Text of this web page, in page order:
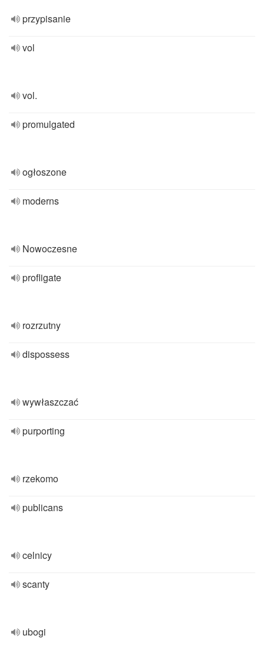
przypisanie
vol
vol.
promulgated
ogłoszone
moderns
Nowoczesne
profligate
rozrzutny
dispossess
wywłaszczać
purporting
rzekomo
publicans
celnicy
scanty
ubogi